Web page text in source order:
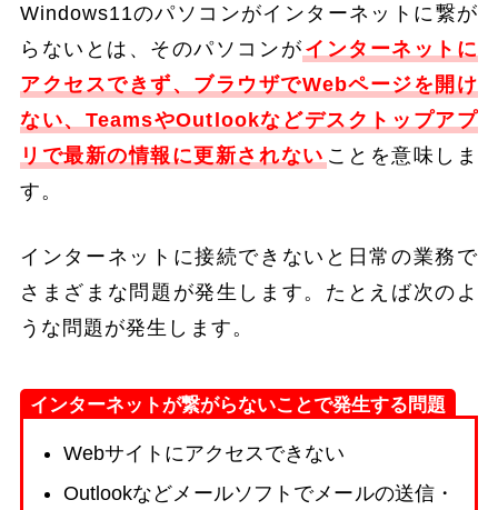
Windows11のパソコンがインターネットに繋が
らないとは、そのパソコンが インターネットに
アクセスできず、ブラウザでWebページを開け
ない、TeamsやOutlookなどデスクトップアプ
リで最新の情報に更新されない ことを意味しま
す。
インターネットに接続できないと日常の業務で
さまざまな問題が発生します。たとえば次のよ
うな問題が発生します。
インターネットが繋がらないことで発生する問題
Webサイトにアクセスできない
Outlookなどメールソフトでメールの送信・